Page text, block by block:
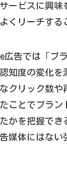
ービスに興味
くリーチする
広告では「ブ
知度の変化を
クリック数や
ことでブラン
かを把握でき
媒体にはない